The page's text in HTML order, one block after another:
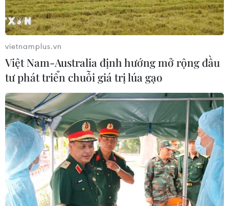
vietnamplus.vn
Việt Nam-Australia định hướng mở rộng đầu
tư phát triển chuỗi giá trị lúa gạo